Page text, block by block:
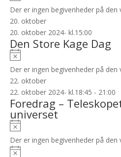
Der er ingen begivenheder på den
20. oktober
20. oktober 2024- kl.15:00
Den Store Kage Dag
Notice
Der er ingen begivenheder på den
22. oktober
22. oktober 2024- kl.18:45 - 21:00
Foredrag –
universet
Notice
Der er ingen begivenheder på den
Notice